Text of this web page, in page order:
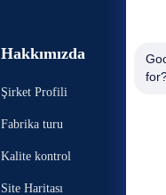
Hakkımızda
Şirket Profili
Fabrika turu
Kalite kontrol
Site Haritası